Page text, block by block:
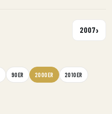
2007›
90ER 2000ER 2010ER